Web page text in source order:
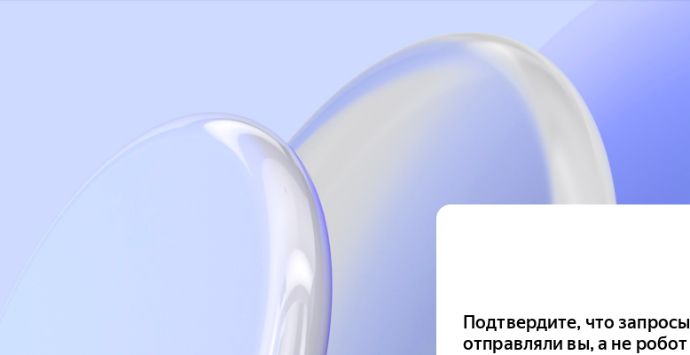
Подтвердите, что запросы
отправляли вы, а не робот